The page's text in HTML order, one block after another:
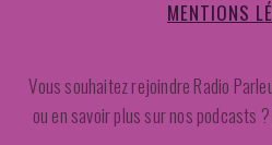
MENTIONS
Vous souhaitez rejoindre Radio
ou en savoir plus sur nos podcasts